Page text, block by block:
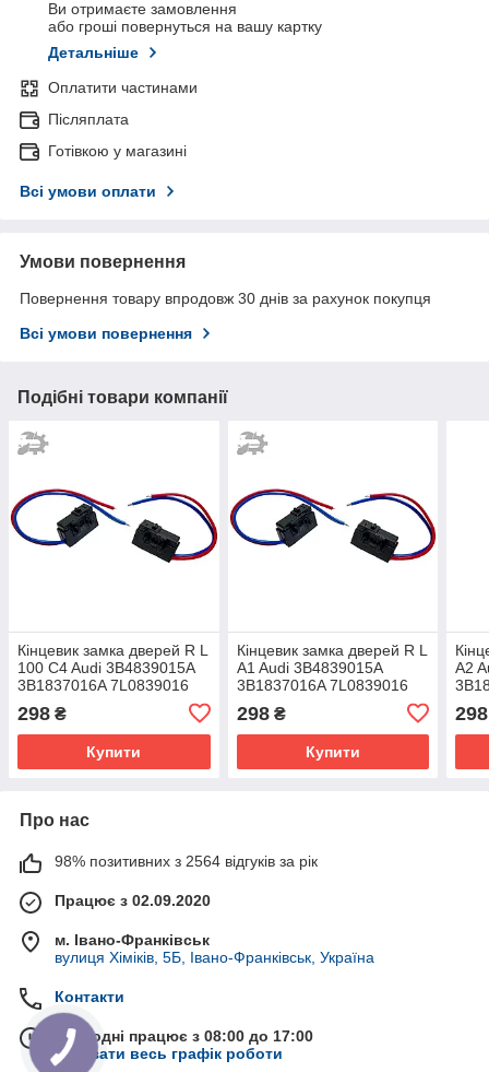
Ви отримаєте замовлення
або гроші повернуться на вашу картку
Детальніше
Оплатити частинами
Післяплата
Готівкою у магазині
Всі умови оплати
Умови повернення
Повернення товару впродовж 30 днів за рахунок покупця
Всі умови повернення
Подібні товари компанії
Кінцевик замка дверей R L
100 C4 Audi 3B4839015A
3B1837016A 7L0839016
298 ₴
Купити
Кінцевик замка дверей R L
A1 Audi 3B4839015A
3B1837016A 7L0839016
298₴
Купити
A2
298
Про нас
98% позитивних з 2564 відгуків за рік
Працює з 02.09.2020
м. Івано-Франківськ
вулиця Хіміків, 5Б, Івано-Франківськ, Україна
Контакти
Сьогодні працює з 08:00 до 17:00
Показати весь графік роботи